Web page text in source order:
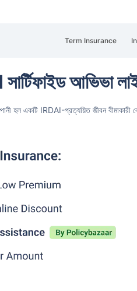
Term Insurance
আভিভা
হল একটি IRDAI-প্রত্যয়িত জীবন বীমাকারী